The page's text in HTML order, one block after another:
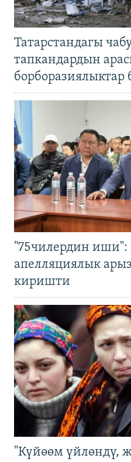
Татарстандагы
тапкандардын
борборазиялыктар
"75чилердин иши":
апелляциялык
киришти
"Күйөөм үйлөндү,